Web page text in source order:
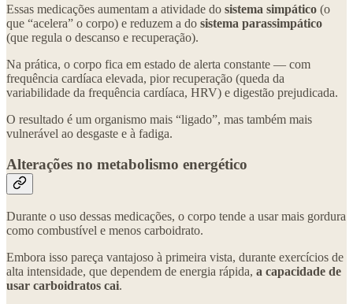
Essas medicações aumentam a atividade do sistema simpático (o
que “acelera” o corpo) e reduzem a do sistema parassimpático
(que regula o descanso e recuperação).
Na prática, o corpo fica em estado de alerta constante — com
frequência cardíaca elevada, pior recuperação (queda da
variabilidade da frequência cardíaca, HRV) e digestão prejudicada.
O resultado é um organismo mais “ligado”, mas também mais
vulnerável ao desgaste e à fadiga.
Alterações no metabolismo energético
Durante o uso dessas medicações, o corpo tende a usar mais gordura
como combustível e menos carboidrato.
Embora isso pareça vantajoso à primeira vista, durante exercícios de
alta intensidade, que dependem de energia rápida, a capacidade de
usar carboidratos cai.